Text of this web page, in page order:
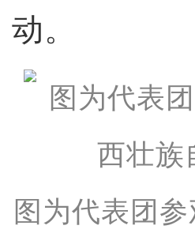
动。
图为代表团